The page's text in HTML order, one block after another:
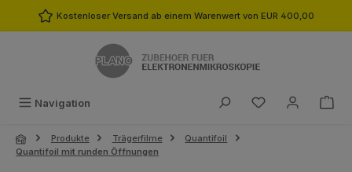
Zum Hauptinhalt springen
Kostenloser Versand ab einem Warenwert von EUR 400,00
Navigation Du hast 0
Produkte Trägerfilme
Quantifoil
Quantifoil mit runden Öffnungen